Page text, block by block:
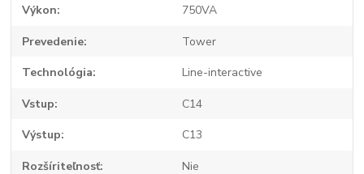
Výkon 750VA
Prevedenie Tower
Technológia Line-interactive
Vstup C14
Výstup C13
Rozšíriteľnosť Nie